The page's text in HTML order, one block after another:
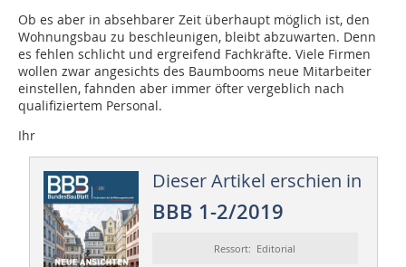
Ob es aber in absehbarer Zeit überhaupt möglich ist, den
Wohnungsbau zu beschleunigen, bleibt abzuwarten. Denn
es fehlen schlicht und ergreifend Fachkräfte. Viele Firmen
wollen zwar angesichts des Baumbooms neue Mitarbeiter
einstellen, fahnden aber immer öfter vergeblich nach
qualifiziertem Personal.
Ihr
Dieser Artikel erschien in
BBB 1-2/2019
Ressort: Editorial